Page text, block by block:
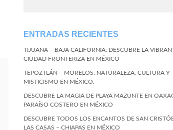
ENTRADAS RECIENTES
TIJUANA – BAJA CALIFORNIA: DESCUBRE LA
CIUDAD FRONTERIZA EN MÉXICO
TEPOZTLÁN – MORELOS: NATURALEZA, CULTURA Y
MISTICISMO EN MÉXICO.
DESCUBRE LA MAGIA DE PLAYA MAZUNTE EN
PARAÍSO COSTERO EN MÉXICO
DESCUBRE TODOS LOS ENCANTOS DE SAN
LAS CASAS – CHIAPAS EN MÉXICO